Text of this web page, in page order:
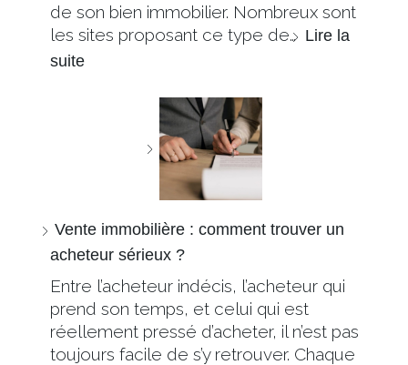
de son bien immobilier. Nombreux sont
les sites proposant ce type de… Lire la
suite
Vente immobilière : comment trouver un
acheteur sérieux ?
Entre l’acheteur indécis, l’acheteur qui
prend son temps, et celui qui est
réellement pressé d’acheter, il n’est pas
toujours facile de s’y retrouver. Chaque